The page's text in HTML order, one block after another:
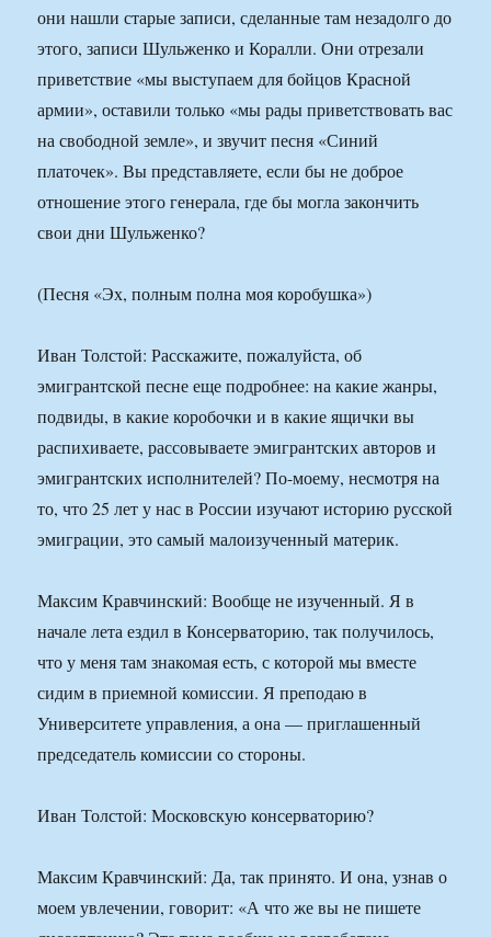
они нашли старые записи, сделанные там незадолго до
этого, записи Шульженко и Коралли. Они отрезали
приветствие «мы выступаем для бойцов Красной
армии», оставили только «мы рады приветствовать вас
на свободной земле», и звучит песня «Синий
платочек». Вы представляете, если бы не доброе
отношение этого генерала, где бы могла закончить
свои дни Шульженко?
(Песня «Эх, полным полна моя коробушка»)
Иван Толстой: Расскажите, пожалуйста, об
эмигрантской песне еще подробнее: на какие жанры,
подвиды, в какие коробочки и в какие ящички вы
распихиваете, рассовываете эмигрантских авторов и
эмигрантских исполнителей? По-моему, несмотря на
то, что 25 лет у нас в России изучают историю русской
эмиграции, это самый малоизученный материк.
Максим Кравчинский: Вообще не изученный. Я в
начале лета ездил в Консерваторию, так получилось,
что у меня там знакомая есть, с которой мы вместе
сидим в приемной комиссии. Я преподаю в
Университете управления, а она — приглашенный
председатель комиссии со стороны.
Иван Толстой: Московскую консерваторию?
Максим Кравчинский: Да, так принято. И она, узнав о
моем увлечении, говорит: «А что же вы не пишете